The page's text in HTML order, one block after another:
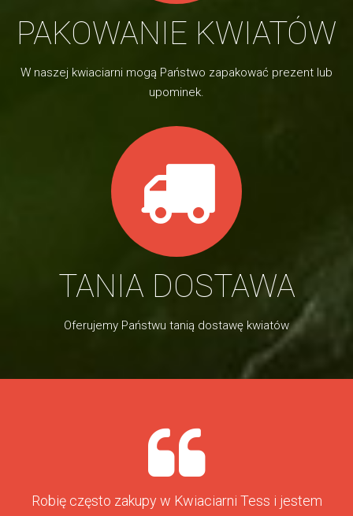
PAKOWANIE KWIATÓW
W naszej kwiaciarni mogą Państwo zapakować prezent lub
upominek.
TANIA DOSTAWA
Oferujemy Państwu tanią dostawę kwiatów
Robię często zakupy w Kwiaciarni Tess i jestem